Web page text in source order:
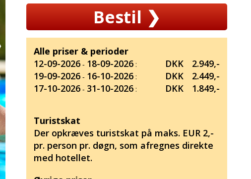
Bestil❯
Alle priser & perioder
12-09-2026‐ 18-09-2026: DKK
2.949,-
19-09-2026‐ 16-10-2026: DKK
2.449,-
17-10-2026‐ 31-10-2026: DKK 1.849,-
Turistskat
Der opkræves turistskat på maks. EUR 2,-
pr. person pr. døgn, som afregnes direkte
med hotellet.